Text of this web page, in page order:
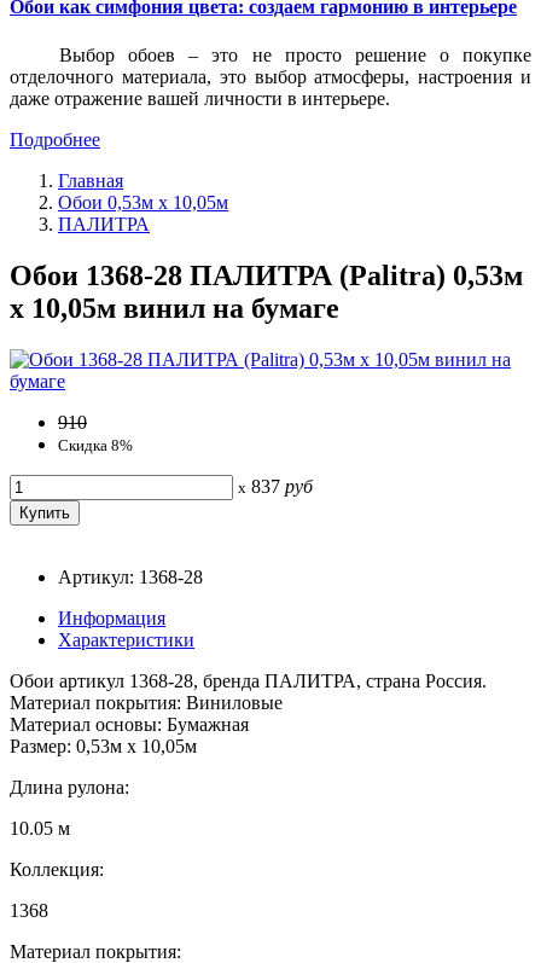
Обои как симфония цвета: создаем гармонию в интерьере
Выбор обоев – это не просто решение о покупке
отделочного материала, это выбор атмосферы, настроения и
даже отражение вашей личности в интерьере.
Подробнее
Главная
Обои 0,53м x 10,05м
ПАЛИТРА
Обои 1368-28 ПАЛИТРА (Palitra) 0,53м
x 10,05м винил на бумаге
910
Скидка 8%
x 837 руб
Артикул: 1368-28
Информация
Характеристики
Обои артикул 1368-28, бренда ПАЛИТРА, страна Россия.
Материал покрытия: Виниловые
Материал основы: Бумажная
Размер: 0,53м x 10,05м
Длина рулона:
10.05 м
Коллекция:
1368
Материал покрытия: